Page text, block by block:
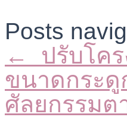
Posts
← ปรับโคร
ขนาดกระดู
ศัลยกรรมต